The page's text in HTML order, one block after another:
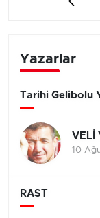
Yazarlar
Tarihi Gelibolu
VELİ
10
RAST